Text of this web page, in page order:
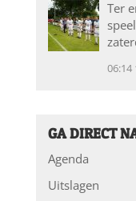
Ter
06:14
GA DIRECT
Agenda
Uitslagen